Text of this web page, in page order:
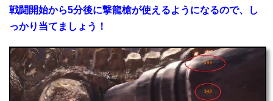
戦闘開始から5分後に撃龍槍が使えるようになるので、し
っかり当てましょう！